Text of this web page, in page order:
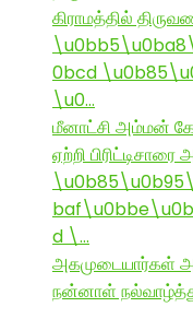
கிராமத்தில்
0bcd
\u0…
மீனாட்சி அம்மன்
ஏற்றி
d \…
அகமுடையார்கள்
நன்னாள்